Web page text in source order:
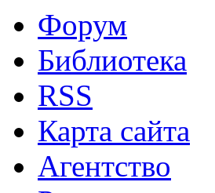
Форум
Библиотека
RSS
Карта сайта
Агентство